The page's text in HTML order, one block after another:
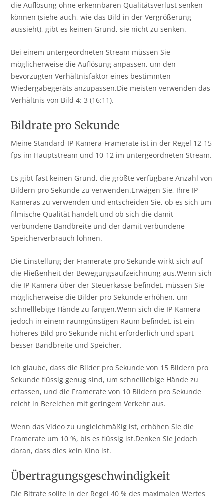
die Auflösung ohne erkennbaren Qualitätsverlust senken
können (siehe auch, wie das Bild in der Vergrößerung
aussieht), gibt es keinen Grund, sie nicht zu senken.
Bei einem untergeordneten Stream müssen Sie
möglicherweise die Auflösung anpassen, um den
bevorzugten Verhältnisfaktor eines bestimmten
Wiedergabegeräts anzupassen.Die meisten verwenden das
Verhältnis von Bild 4: 3 (16:11).
Bildrate pro Sekunde
Meine Standard-IP-Kamera-Framerate ist in der Regel 12-15
fps im Hauptstream und 10-12 im untergeordneten Stream.
Es gibt fast keinen Grund, die größte verfügbare Anzahl von
Bildern pro Sekunde zu verwenden.Erwägen Sie, Ihre IP-
Kameras zu verwenden und entscheiden Sie, ob es sich um
filmische Qualität handelt und ob sich die damit
verbundene Bandbreite und der damit verbundene
Speicherverbrauch lohnen.
Die Einstellung der Framerate pro Sekunde wirkt sich auf
die Fließenheit der Bewegungsaufzeichnung aus.Wenn sich
die IP-Kamera über der Steuerkasse befindet, müssen Sie
möglicherweise die Bilder pro Sekunde erhöhen, um
schnelllebige Hände zu fangen.Wenn sich die IP-Kamera
jedoch in einem raumgünstigen Raum befindet, ist ein
höheres Bild pro Sekunde nicht erforderlich und spart
besser Bandbreite und Speicher.
Ich glaube, dass die Bilder pro Sekunde von 15 Bildern pro
Sekunde flüssig genug sind, um schnelllebige Hände zu
erfassen, und die Framerate von 10 Bildern pro Sekunde
reicht in Bereichen mit geringem Verkehr aus.
Wenn das Video zu ungleichmäßig ist, erhöhen Sie die
Framerate um 10 %, bis es flüssig ist.Denken Sie jedoch
daran, dass dies kein Kino ist.
Übertragungsgeschwindigkeit
Die Bitrate sollte in der Regel 40 % des maximalen Wertes